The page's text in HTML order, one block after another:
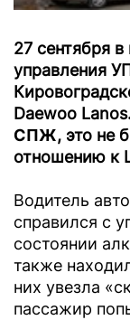
27 сентября
управления
Daewoo
СПЖ, это не
отношению к
Водитель
справился с
состоянии
также
них увезла
пассажир